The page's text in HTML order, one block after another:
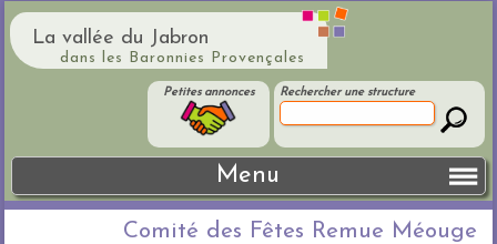
La vallée du Jabron
dans les Baronnies Provençales
Rechercher une structure
Petites annonces
Menu
Comité des Fêtes Remue Méouge